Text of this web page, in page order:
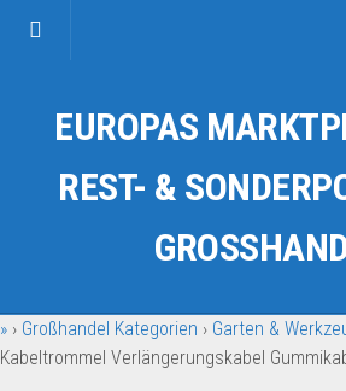
Kategorien
Auto & Motorrad
Fahrzeuge & Transport
Garten & Werkzeug
Geschäft, Büro & Schreibwaren
EUROPAS
REST- &
» › Großhandel Kategorien › Garten &
Kabeltrommel Verlängerungskabel